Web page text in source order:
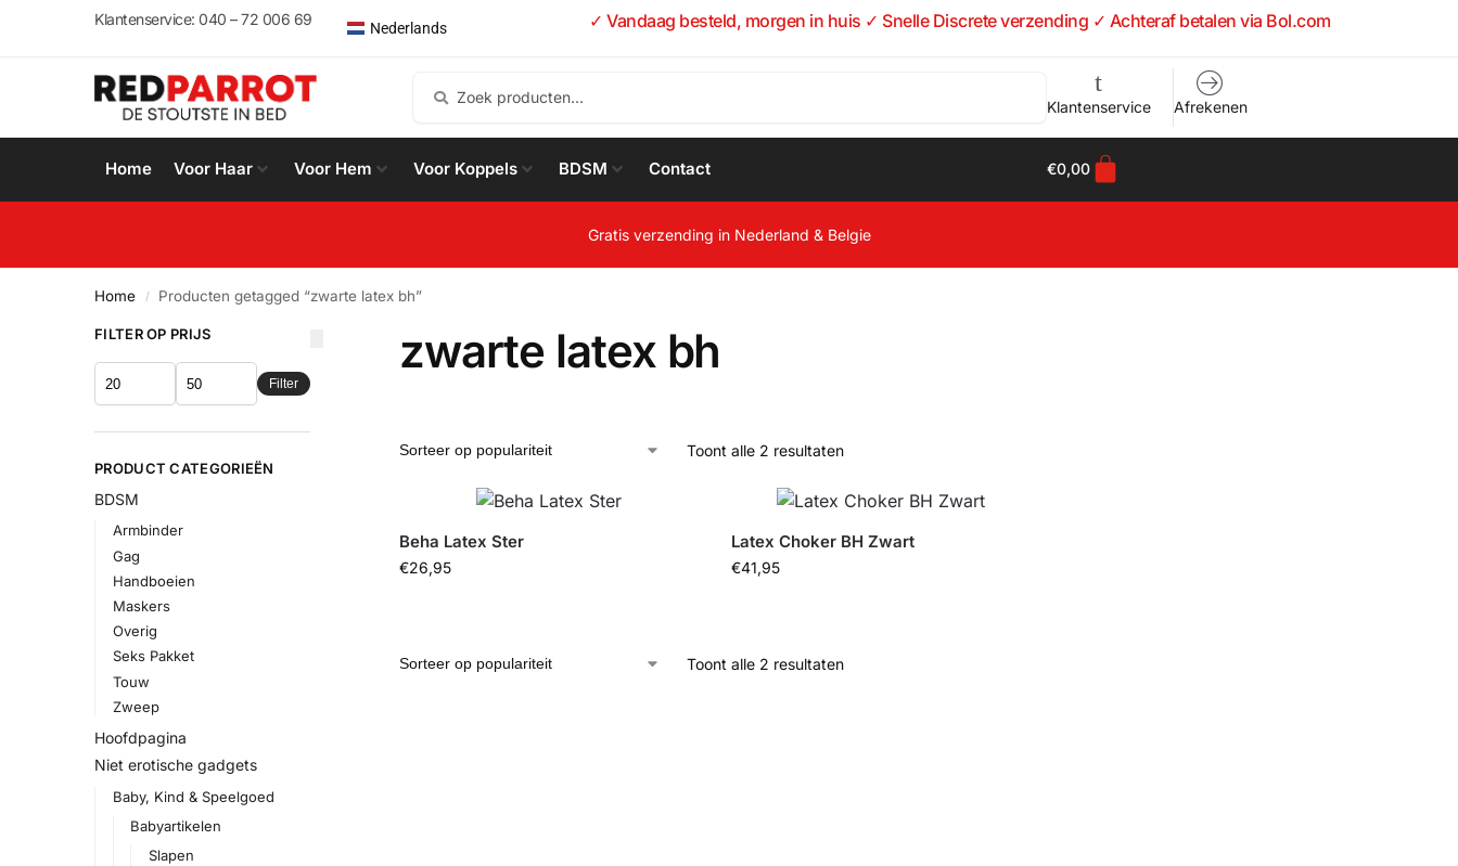
Klantenservice: 040 – 72 006 69 Nederlands
Español
✓ Vandaag besteld, morgen in huis ✓ Snelle Discrete verzending ✓ Achteraf betalen via Bol.com
Klantenservice Afrekenen
Home Voor Haar Voor Hem Voor Koppels BDSM Contact €0,00
Gratis verzending in Nederland & Belgie
Home / Producten getagged “zwarte latex bh”
zwarte latex bh
Toont alle 2 resultaten
Beha Latex Ster
€26,95
Latex Choker BH Zwart
€41,95
Toont alle 2 resultaten
FILTER OP PRIJS
Filter
PRODUCT CATEGORIEËN
BDSM
Armbinder
Gag
Handboeien
Maskers
Overig
Seks Pakket
Touw
Zweep
Hoofdpagina
Niet erotische gadgets
Baby, Kind & Speelgoed
Babyartikelen
Slapen